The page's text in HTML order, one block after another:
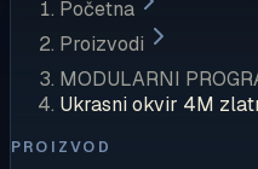
Početna
Proizvodi
MODULARNI
Ukrasni okvir 4M
PROIZVOD